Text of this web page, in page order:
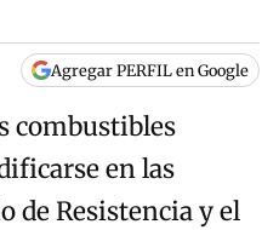
Agregar PERFIL en Google
combustibles
en las
de Resistencia y el